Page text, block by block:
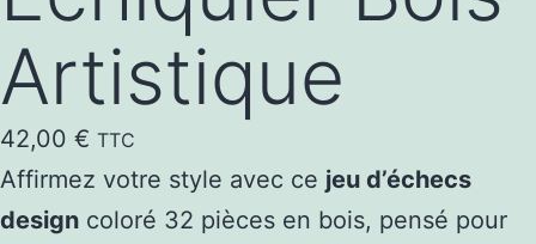
Artistique
42,00 € TTC
Affirmez votre style avec ce jeu d’échecs
design coloré 32 pièces en bois, pensé pour